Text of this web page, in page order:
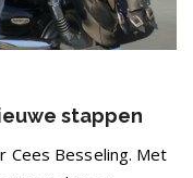
stappen
Cees Besseling. Met